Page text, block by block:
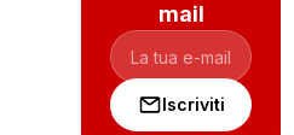
mail
Iscriviti